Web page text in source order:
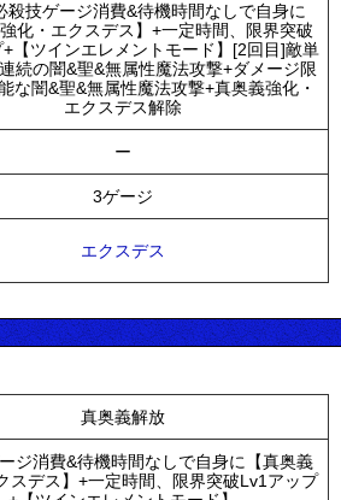
殺技ゲージ消費&待機時間なしで自身に
強化・エクスデス】+一定時間、限界突破
【ツインエレメントモード】[2回目]敵単
続の闇&聖&無属性魔法攻撃+ダメージ限
な闇&聖&無属性魔法攻撃+真奥義強化・
エクスデス解除
ー
3ゲージ
エクスデス
真奥義解放
ジ消費&待機時間なしで自身に【真奥義
スデス】+一定時間、限界突破Lv1アップ